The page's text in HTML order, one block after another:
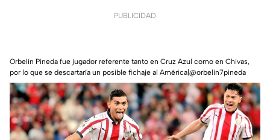
PUBLICIDAD
Orbelín Pineda fue jugador referente tanto en Cruz Azul como en Chivas,
por lo que se descartaría un posible fichaje al América|@orbelin7pineda